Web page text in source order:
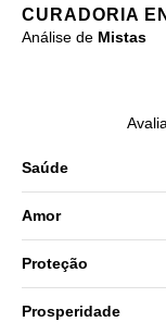
CURADORIA
Análise de Mistas
Saúde
Amor
Proteção
Prosperidade